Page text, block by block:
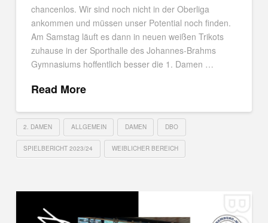
chancenlos. Wir sind noch nicht in der Oberliga
ankommen und müssen unser Potential noch finden.
Am Samstag läuft es dann in neuen weißen Trikots
zuhause in der Sporthalle des Johannes-Brahms
Gymnasiums hoffentlich besser die 1. Damen …
Read More
2. DAMEN ALLGEMEIN DAMEN DBO
SPIELBERICHT 2023/24 WEIBLICHER BEREICH